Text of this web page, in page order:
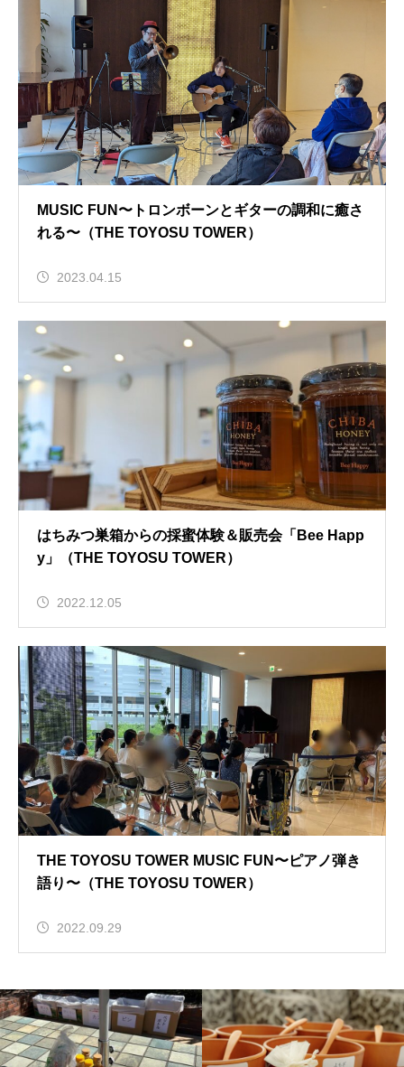
MUSIC FUN〜トロンボーンとギターの調和に癒さ
れる〜（THE TOYOSU TOWER）
2023.04.15
はちみつ巣箱からの採蜜体験＆販売会「Bee Happ
y」（THE TOYOSU TOWER）
2022.12.05
THE TOYOSU TOWER MUSIC FUN〜ピアノ弾き
語り〜（THE TOYOSU TOWER）
2022.09.29